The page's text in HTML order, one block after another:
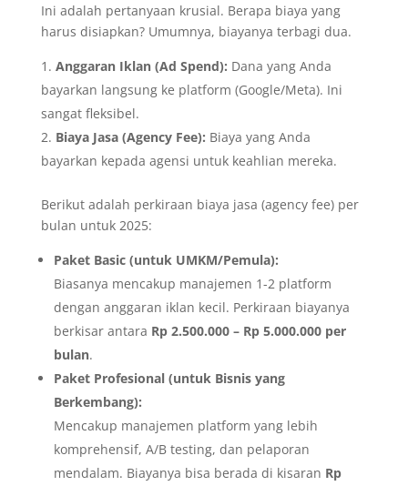
Ini adalah pertanyaan krusial. Berapa biaya yang
harus disiapkan? Umumnya, biayanya terbagi dua.
Anggaran Iklan (Ad Spend): Dana yang Anda
bayarkan langsung ke platform (Google/Meta). Ini
sangat fleksibel.
Biaya Jasa (Agency Fee): Biaya yang Anda
bayarkan kepada agensi untuk keahlian mereka.
Berikut adalah perkiraan biaya jasa (agency fee) per
bulan untuk 2025:
Paket Basic (untuk UMKM/Pemula):
Biasanya mencakup manajemen 1-2 platform
dengan anggaran iklan kecil. Perkiraan biayanya
berkisar antara Rp 2.500.000 – Rp 5.000.000 per
bulan.
Paket Profesional (untuk Bisnis yang
Berkembang):
Mencakup manajemen platform yang lebih
komprehensif, A/B testing, dan pelaporan
mendalam. Biayanya bisa berada di kisaran Rp